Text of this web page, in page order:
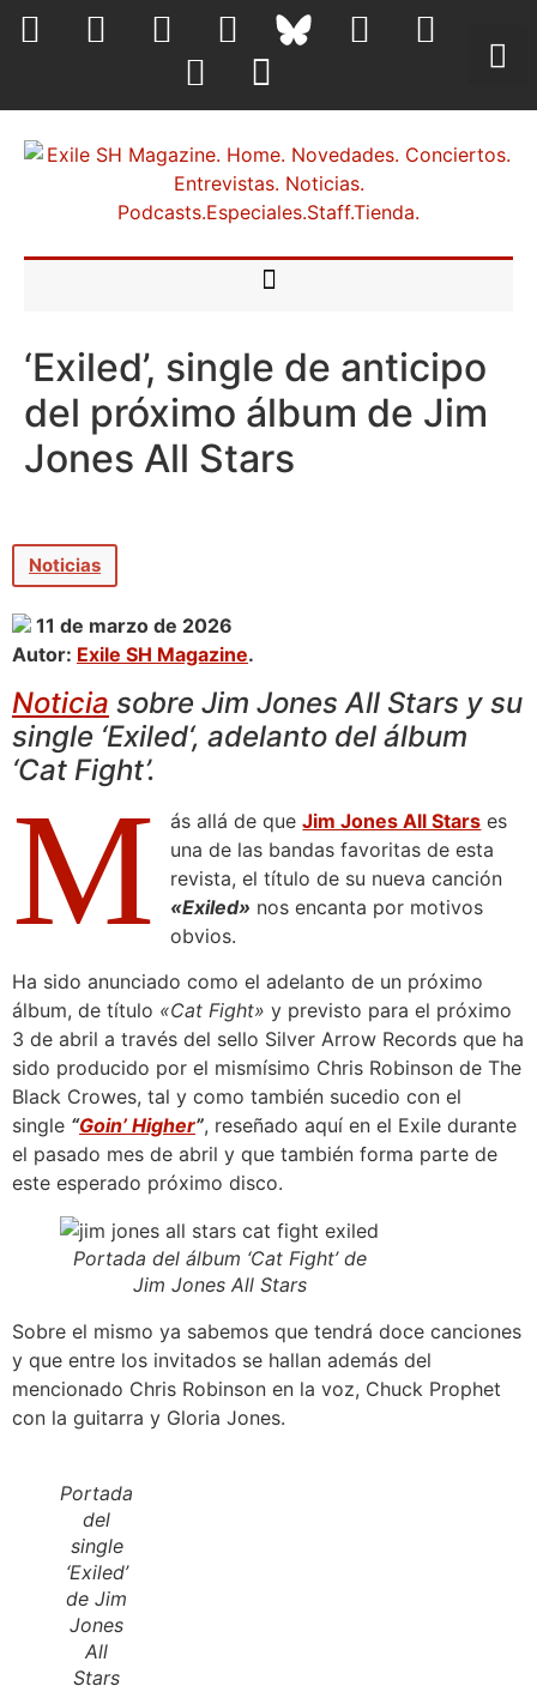
‘Exiled’, single de anticipo
del próximo álbum de Jim
Jones All Stars
Noticias
11 de marzo de 2026
Autor: Exile SH Magazine.
Noticia sobre Jim Jones All Stars y su
single ‘Exiled‘, adelanto del álbum
‘Cat Fight’.
M ás allá de queJim Jones All Stars es
una de las bandas favoritas de esta
revista, el título de su nueva canción
«Exiled» nos encanta por motivos
obvios.
Ha sido anunciado como el adelanto de un próximo
álbum, de título «Cat Fight» y previsto para el próximo
3 de abril a través del sello Silver Arrow Records que ha
sido producido por el mismísimo Chris Robinson de The
Black Crowes, tal y como también sucedio con el
single “Goin’ Higher”, reseñado aquí en el Exile durante
el pasado mes de abril y que también forma parte de
este esperado próximo disco.
Portada del álbum ‘Cat Fight’ de
Jim Jones All Stars
Sobre el mismo ya sabemos que tendrá doce canciones
y que entre los invitados se hallan además del
mencionado Chris Robinson en la voz, Chuck Prophet
con la guitarra y Gloria Jones.
Portada
del
single
‘Exiled’
de Jim
Jones
All
Stars